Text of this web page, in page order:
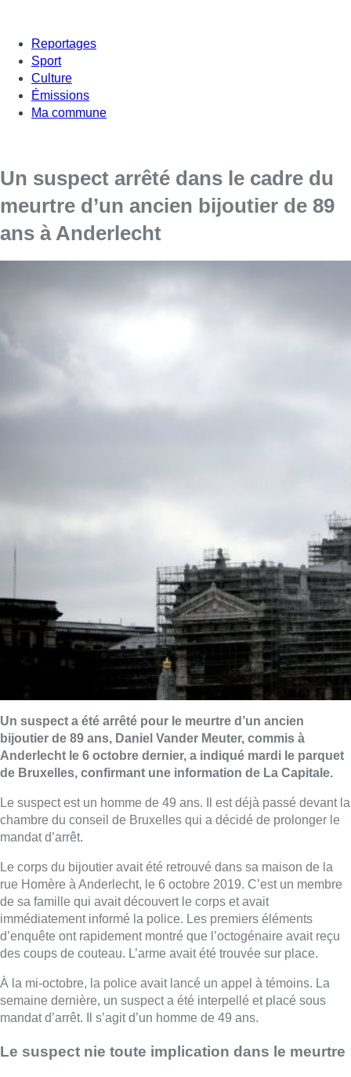
Reportages
Sport
Culture
Émissions
Ma commune
Un suspect arrêté dans le cadre du
meurtre d’un ancien bijoutier de 89
ans à Anderlecht
Un suspect a été arrêté pour le meurtre d’un ancien
bijoutier de 89 ans, Daniel Vander Meuter, commis à
Anderlecht le 6 octobre dernier, a indiqué mardi le parquet
de Bruxelles, confirmant une information de La Capitale.
Le suspect est un homme de 49 ans. Il est déjà passé devant la
chambre du conseil de Bruxelles qui a décidé de prolonger le
mandat d’arrêt.
Le corps du bijoutier avait été retrouvé dans sa maison de la
rue Homère à Anderlecht, le 6 octobre 2019. C’est un membre
de sa famille qui avait découvert le corps et avait
immédiatement informé la police. Les premiers éléments
d’enquête ont rapidement montré que l’octogénaire avait reçu
des coups de couteau. L’arme avait été trouvée sur place.
À la mi-octobre, la police avait lancé un appel à témoins. La
semaine dernière, un suspect a été interpellé et placé sous
mandat d’arrêt. Il s’agit d’un homme de 49 ans.
Le suspect nie toute implication dans le meurtre